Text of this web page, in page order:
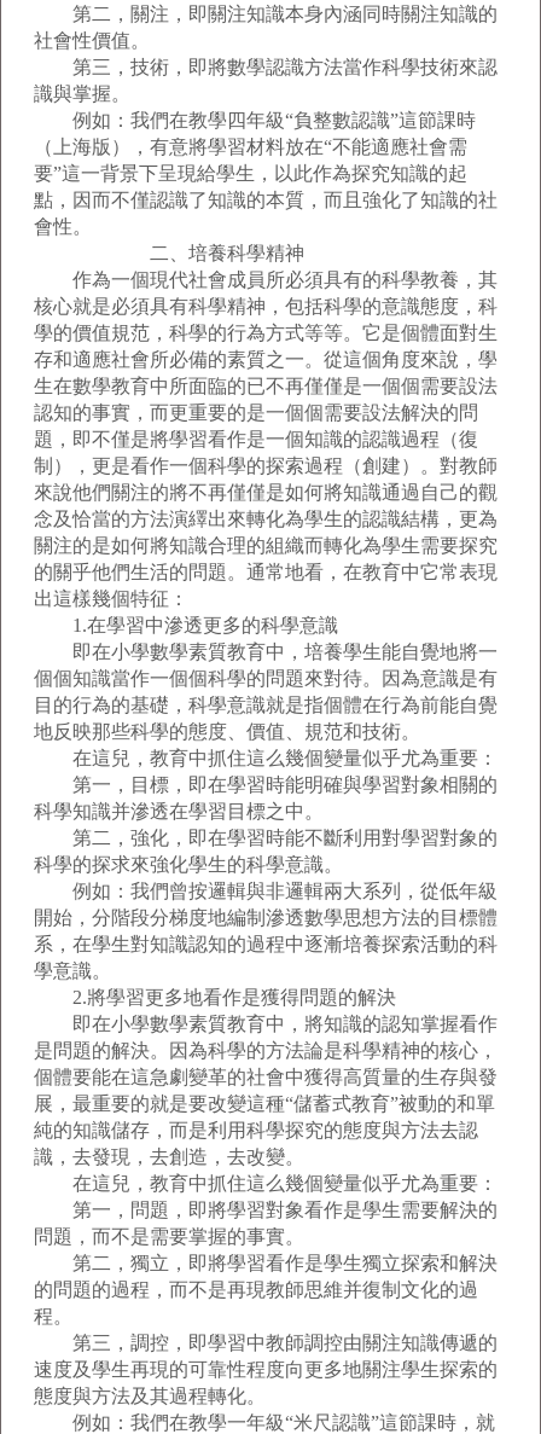
第二，關注，即關注知識本身內涵同時關注知識的
社會性價值。
第三，技術，即將數學認識方法當作科學技術來認
識與掌握。
例如：我們在教學四年級“負整數認識”這節課時
（上海版），有意將學習材料放在“不能適應社會需
要”這一背景下呈現給學生，以此作為探究知識的起
點，因而不僅認識了知識的本質，而且強化了知識的社
會性。
二、培養科學精神
作為一個現代社會成員所必須具有的科學教養，其
核心就是必須具有科學精神，包括科學的意識態度，科
學的價值規范，科學的行為方式等等。它是個體面對生
存和適應社會所必備的素質之一。從這個角度來說，學
生在數學教育中所面臨的已不再僅僅是一個個需要設法
認知的事實，而更重要的是一個個需要設法解決的問
題，即不僅是將學習看作是一個知識的認識過程（復
制），更是看作一個科學的探索過程（創建）。對教師
來說他們關注的將不再僅僅是如何將知識通過自己的觀
念及恰當的方法演繹出來轉化為學生的認識結構，更為
關注的是如何將知識合理的組織而轉化為學生需要探究
的關乎他們生活的問題。通常地看，在教育中它常表現
出這樣幾個特征：
1.在學習中滲透更多的科學意識
即在小學數學素質教育中，培養學生能自覺地將一
個個知識當作一個個科學的問題來對待。因為意識是有
目的行為的基礎，科學意識就是指個體在行為前能自覺
地反映那些科學的態度、價值、規范和技術。
在這兒，教育中抓住這么幾個變量似乎尤為重要：
第一，目標，即在學習時能明確與學習對象相關的
科學知識并滲透在學習目標之中。
第二，強化，即在學習時能不斷利用對學習對象的
科學的探求來強化學生的科學意識。
例如：我們曾按邏輯與非邏輯兩大系列，從低年級
開始，分階段分梯度地編制滲透數學思想方法的目標體
系，在學生對知識認知的過程中逐漸培養探索活動的科
學意識。
2.將學習更多地看作是獲得問題的解決
即在小學數學素質教育中，將知識的認知掌握看作
是問題的解決。因為科學的方法論是科學精神的核心，
個體要能在這急劇變革的社會中獲得高質量的生存與發
展，最重要的就是要改變這種“儲蓄式教育”被動的和單
純的知識儲存，而是利用科學探究的態度與方法去認
識，去發現，去創造，去改變。
在這兒，教育中抓住這么幾個變量似乎尤為重要：
第一，問題，即將學習對象看作是學生需要解決的
問題，而不是需要掌握的事實。
第二，獨立，即將學習看作是學生獨立探索和解決
的問題的過程，而不是再現教師思維并復制文化的過
程。
第三，調控，即學習中教師調控由關注知識傳遞的
速度及學生再現的可靠性程度向更多地關注學生探索的
態度與方法及其過程轉化。
例如：我們在教學一年級“米尺認識”這節課時，就